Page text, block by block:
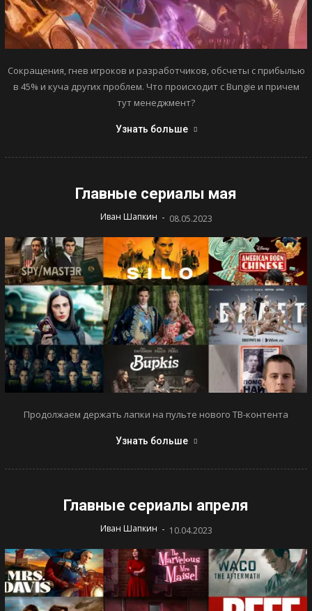
Сокращения, гнев игроков и разработчиков, обсчеты с прибылью
в 45% и куча других проблем. Что происходит с Bungie и причем
тут менеджмент?
Узнать больше
Главные сериалы мая
Иван Шапкин - 08.05.2023
Продолжаем держать лапки на пульте нового ТВ-контента
Узнать больше
Главные сериалы апреля
Иван Шапкин - 10.04.2023